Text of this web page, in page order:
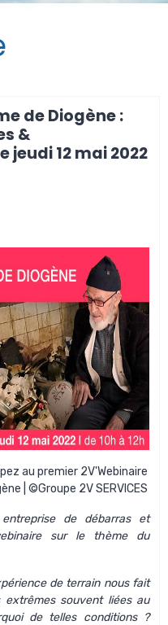
de Diogène :
&
12 mai 2022
au premier 2V'Webinaire
| ©Groupe 2V SERVICES
de débarras et
sur le thème du
de terrain nous fait
souvent liées au
de telles conditions ?